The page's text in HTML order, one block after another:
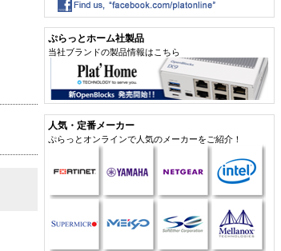
ぷらっとホーム社製品
当社ブランドの製品情報はこちら
人気・定番メーカー
ぷらっとオンラインで人気のメーカーをご紹介！